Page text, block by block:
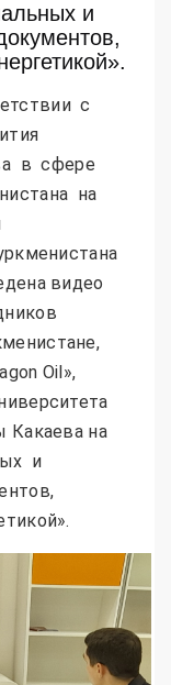
и
с
в сфере
на
видео
Oil»,
Какаева на
и